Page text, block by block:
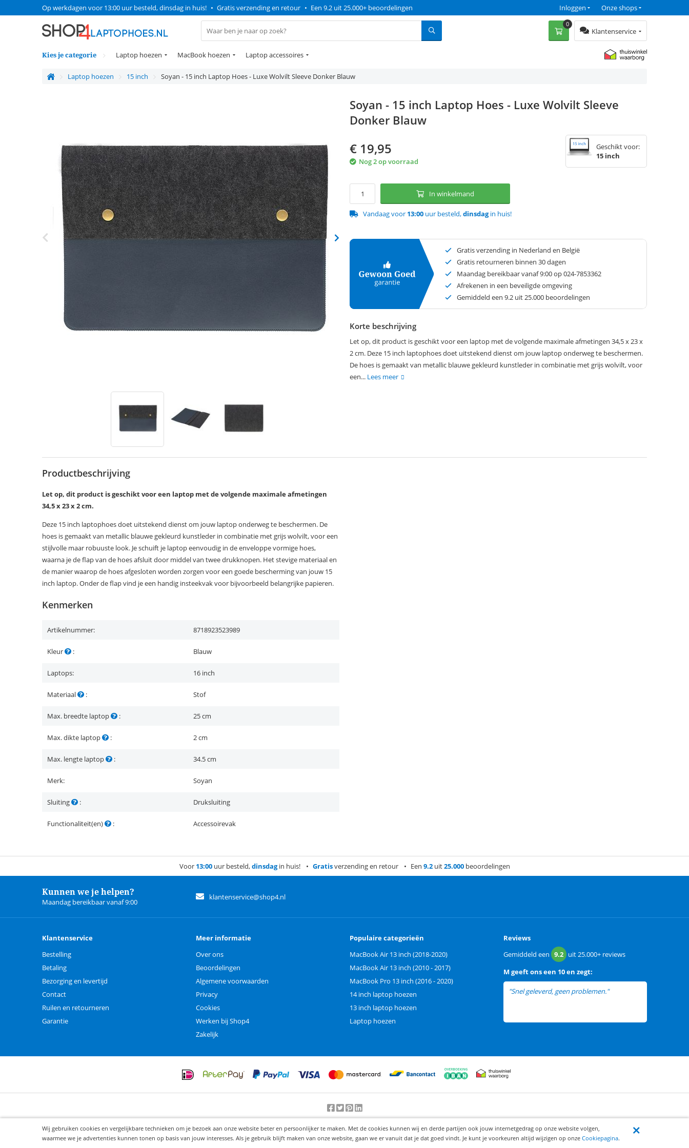
Op werkdagen voor 13:00 uur besteld, dinsdag in huis! • Gratis verzending en retour • Een 9.2 uit 25.000+ beoordelingen Onze shops
Inloggen
Klantenservice
0
Kies je categorie Laptop hoezen MacBook hoezen Laptop accessoires
Laptop hoezen 15 inch Soyan - 15 inch Laptop Hoes - Luxe Wolvilt Sleeve Donker Blauw
Soyan - 15 inch Laptop Hoes - Luxe Wolvilt Sleeve
Donker Blauw
€ 19,95
Nog 2 op voorraad
Geschikt voor:
15 inch
In winkelmand
Vandaag voor 13:00 uur besteld,dinsdagin huis!
Gratis verzending in Nederland en België
Gratis retourneren binnen 30 dagen
Maandag bereikbaar vanaf 9:00 op 024-7853362
Afrekenen in een beveiligde omgeving
Gemiddeld een 9.2 uit 25.000 beoordelingen
Korte beschrijving
Let op, dit product is geschikt voor een laptop met de volgende maximale afmetingen 34,5 x 23 x
2 cm. Deze 15 inch laptophoes doet uitstekend dienst om jouw laptop onderweg te beschermen.
De hoes is gemaakt van metallic blauwe gekleurd kunstleder in combinatie met grijs wolvilt, voor
een... Lees meer
Productbeschrijving
Let op, dit product is geschikt voor een laptop met de volgende maximale afmetingen
34,5 x 23 x 2 cm.
Deze 15 inch laptophoes doet uitstekend dienst om jouw laptop onderweg te beschermen. De
hoes is gemaakt van metallic blauwe gekleurd kunstleder in combinatie met grijs wolvilt, voor een
stijlvolle maar robuuste look. Je schuift je laptop eenvoudig in de enveloppe vormige hoes,
waarna je de flap van de hoes afsluit door middel van twee drukknopen. Het stevige materiaal en
de manier waarop de hoes afgesloten worden zorgen voor een goede bescherming van jouw 15
inch laptop. Onder de flap vind je een handig insteekvak voor bijvoorbeeld belangrijke papieren.
Kenmerken
Artikelnummer: 8718923523989
Kleur : Blauw
Laptops: 16 inch
Materiaal : Stof
Max. breedte laptop : 25 cm
Max. dikte laptop : 2 cm
Max. lengte laptop : 34.5 cm
Merk: Soyan
Sluiting : Druksluiting
Functionaliteit(en) : Accessoirevak
Voor 13:00uur besteld,dinsdagin huis! Gratisverzending en retour Een 9.2uit25.000beoordelingen
Kunnen we je helpen?
Maandag bereikbaar vanaf 9:00
klantenservice@shop4.nl
Klantenservice
Bestelling
Betaling
Bezorging en levertijd
Contact
Ruilen en retourneren
Garantie
Meer informatie
Over ons
Beoordelingen
Algemene voorwaarden
Privacy
Cookies
Werken bij Shop4
Zakelijk
Populaire categorieën
MacBook Air 13 inch (2018-2020)
MacBook Air 13 inch (2010 - 2017)
MacBook Pro 13 inch (2016 - 2020)
14 inch laptop hoezen
13 inch laptop hoezen
Laptop hoezen
Reviews
Gemiddeld een 9.2 uit25.000+ reviews
Mgeeft ons een 10 en zegt:
"Snel geleverd, geen problemen."
Beoordeling door klanten:9.2/10-25000beoordelingen
© 2012-2026 Knaak Commerce B.V.
Wij gebruiken cookies en vergelijkbare technieken om je bezoek aan onze website beter en persoonlijker te maken. Met de cookies kunnen wij en derde partijen ook jouw internetgedrag op onze website volgen,
waarmee we je advertenties kunnen tonen op basis van jouw interesses. Als je gebruik blijft maken van onze website, gaan we er vanuit dat je dat goed vindt. Je kunt je voorkeuren altijd wijzigen op onze Cookiepagina.